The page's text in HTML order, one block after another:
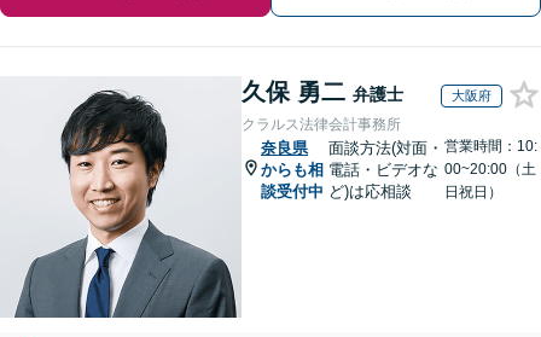
久保 勇二 弁護士 大阪府
クラルス法律会計事務所
奈良県
からも相
談受付中
面談方法(対面・
電話・ビデオな
ど)は応相談
営業時間：10:
00~20:00（土
日祝日）